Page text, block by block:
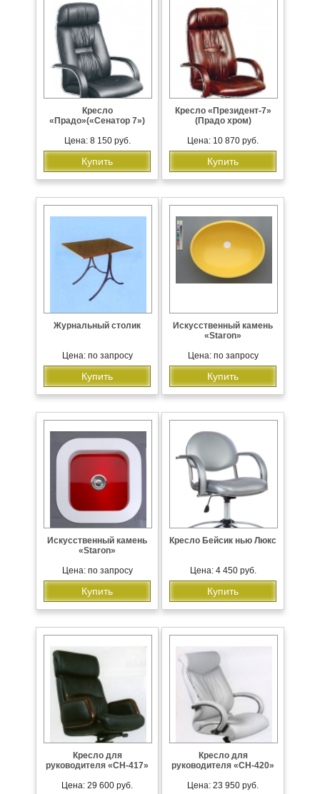
Кресло
«Прадо»(«Сенатор 7»)
Цена: 8 150 руб.
Купить
Кресло «Президент-7»
(Прадо хром)
Цена: 10 870 руб.
Купить
Журнальный столик
Цена: по запросу
Купить
Искусственный камень
«Staron»
Цена: по запросу
Купить
Искусственный камень
«Staron»
Цена: по запросу
Купить
Кресло Бейсик нью Люкс
Цена: 4 450 руб.
Купить
Кресло для
руководителя «CH-417»
Цена: 29 600 руб.
Кресло для
руководителя «CH-420»
Цена: 23 950 руб.